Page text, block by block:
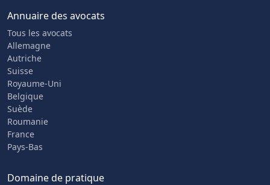
Annuaire des avocats
Tous les avocats
Allemagne
Autriche
Suisse
Royaume-Uni
Belgique
Suède
Roumanie
France
Pays-Bas
Domaine de pratique